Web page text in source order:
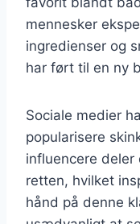
mennesker
ingredienser og
har ført til en ny
Sociale medier
popularisere
influencere deler
retten, hvilket
hånd på denne